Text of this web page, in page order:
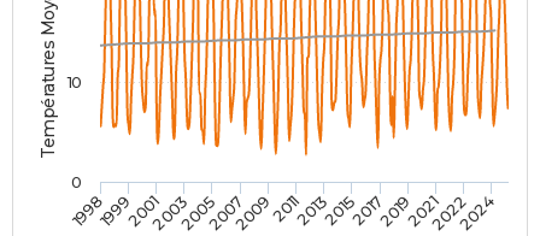
Destinations
City break
Voyage nature
Voyage de noces
Forum
Climat
PHOTO
GUIDES D'ACHAT
BONS PLANS
CARTE DE VOEUX
Carte de Noël
Carte Bonne année
Carte Saint-Valentin
Carte Pâques
Carte d'anniversaire
DICTIONNAIRE
199819992001200320052007200920112013201520172019202120222024
0
10